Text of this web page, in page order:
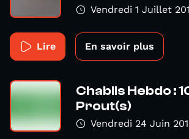
Vendredi 1 Juillet
Lire En savoir plus
Chablis Hebdo :
Prout(s)
Vendredi 24 Juin